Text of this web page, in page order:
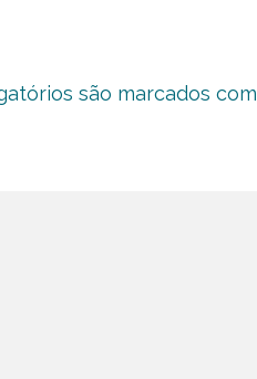
são marcados com